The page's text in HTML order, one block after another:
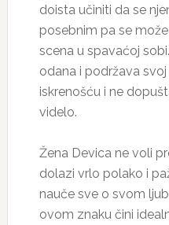
doista učiniti da se
posebnim pa se
scena u spavaćoj
odana i podržava
iskrenošću i ne
videlo.
Žena Devica ne voli
dolazi vrlo polako i
nauče sve o svom
ovom znaku čini